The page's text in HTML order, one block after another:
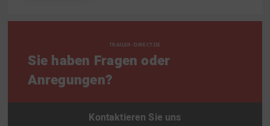
TRAILER-DIRECT.DE
Sie haben Fragen oder
Anregungen?
Kontaktieren Sie uns